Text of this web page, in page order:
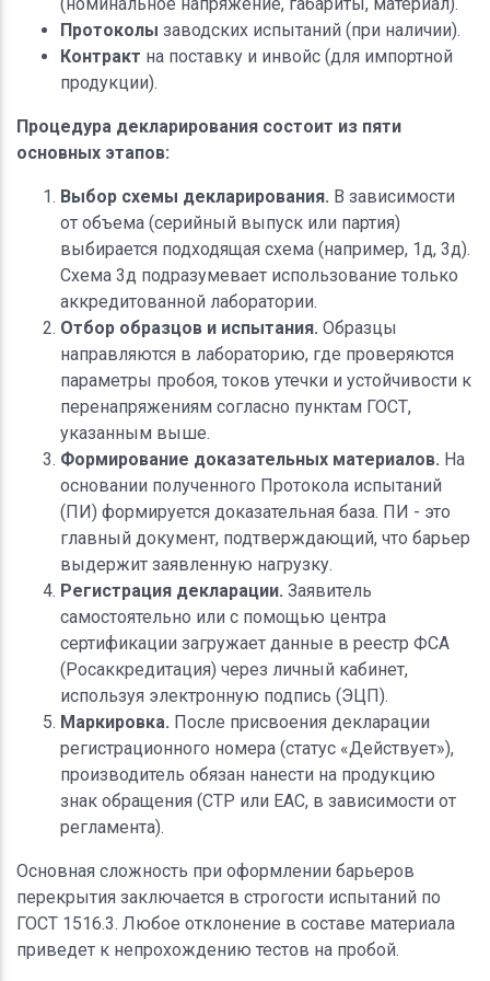
Протоколы заводских испытаний (при наличии).
Контракт на поставку и инвойс (для импортной
продукции).
Процедура декларирования состоит из пяти
основных этапов:
Выбор схемы декларирования. В зависимости
от объема (серийный выпуск или партия)
выбирается подходящая схема (например, 1д, 3д).
Схема 3д подразумевает использование только
аккредитованной лаборатории.
Отбор образцов и испытания. Образцы
направляются в лабораторию, где проверяются
параметры пробоя, токов утечки и устойчивости к
перенапряжениям согласно пунктам ГОСТ,
указанным выше.
Формирование доказательных материалов. На
основании полученного Протокола испытаний
(ПИ) формируется доказательная база. ПИ - это
главный документ, подтверждающий, что барьер
выдержит заявленную нагрузку.
Регистрация декларации. Заявитель
самостоятельно или с помощью центра
сертификации загружает данные в реестр ФСА
(Росаккредитация) через личный кабинет,
используя электронную подпись (ЭЦП).
Маркировка. После присвоения декларации
регистрационного номера (статус «Действует»),
производитель обязан нанести на продукцию
знак обращения (СТР или EAC, в зависимости от
регламента).
Основная сложность при оформлении барьеров
перекрытия заключается в строгости испытаний по
ГОСТ 1516.3. Любое отклонение в составе материала
приведет к непрохождению тестов на пробой.